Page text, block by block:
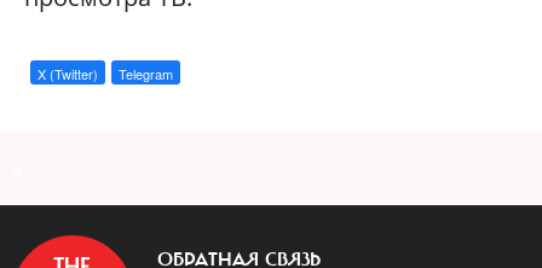
X (Twitter) Telegram
ОБРАТНАЯ СВЯЗЬ